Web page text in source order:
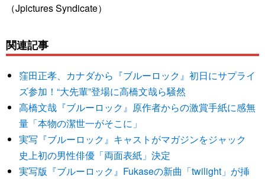
（Jpictures Syndicate）
関連記事
窪田正孝、カナダから『ブルーロック』初日にサプライ
ズ参加！“大先輩”登場に高橋文哉ら騒然
高橋文哉『ブルーロック』原作者からの激賞手紙に感無
量「本物の潔世一がそこに」
実写『ブルーロック』キャストがマガジンをジャック
史上初の男性俳優「両面表紙」決定
実写版『ブルーロック』Fukaseの新曲「twilight」が挿